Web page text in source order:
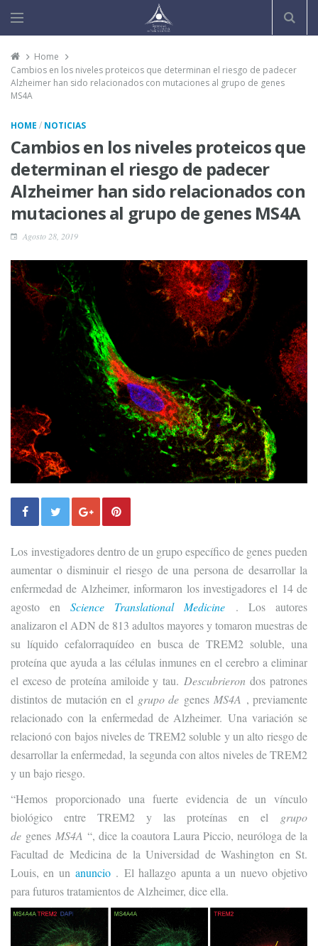
Home
Cambios en los niveles proteicos que determinan el riesgo de padecer
Alzheimer han sido relacionados con mutaciones al grupo de genes
MS4A
HOME / NOTICIAS
Cambios en los niveles proteicos que
determinan el riesgo de padecer
Alzheimer han sido relacionados con
mutaciones al grupo de genes MS4A
Agosto 28, 2019
Los investigadores dentro de un grupo específico de genes pueden
aumentar o disminuir el riesgo de una persona de desarrollar la
enfermedad de Alzheimer, informaron los investigadores el 14 de
agosto enScience Translational Medicine. Los autores
analizaron el ADN de 813 adultos mayores y tomaron muestras de
su líquido cefalorraquídeo en busca de TREM2 soluble, una
proteína que ayuda a las células inmunes en el cerebro a eliminar
el exceso de proteína amiloide y tau. Descubrierondos patrones
distintos de mutación en el grupo de genes MS4A , previamente
relacionado con la enfermedad de Alzheimer. Una variación se
relacionó con bajos niveles de TREM2 soluble y un alto riesgo de
desarrollar la enfermedad, la segunda con altos niveles de TREM2
y un bajo riesgo.
“Hemos proporcionado una fuerte evidencia de un vínculo
biológico entre TREM2 y las proteínas en el grupo
de genes MS4A “, dice la coautora Laura Piccio, neuróloga de la
Facultad de Medicina de la Universidad de Washington en St.
Louis, en unanuncio . El hallazgo apunta a un nuevo objetivo
para futuros tratamientos de Alzheimer, dice ella.